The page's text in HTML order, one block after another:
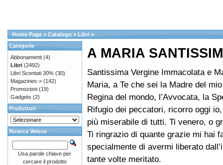
Home Page » Catalogo » Libri »
A MARIA
Santissima Vergine Immacolata e
Maria, a Te che sei la Madre del
Regina del mondo, l’Avvocata, la
Rifugio dei peccatori, ricorro oggi
più miserabile di tutti. Ti venero, o
Ti ringrazio di quante grazie mi hai
specialmente di avermi liberato
tante volte meritato.
Categorie
Abbonamenti (4)
Libri (2492)
Libri Scontati 30% (30)
Magazines-> (142)
Promozioni (19)
Gadgets (2)
Produttori
Ricerca Veloce
Usa parole chiave per
cercare il prodotto